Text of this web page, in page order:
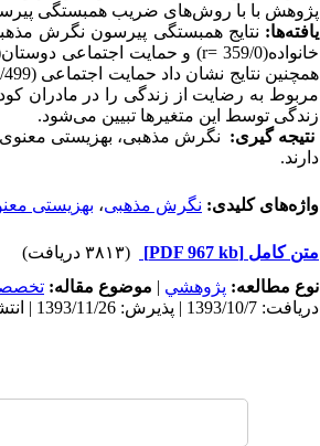
پژوهش با با روش‌های ضریب همبستگی
یافته‌ها:
زندگی توسط این متغیرها تبیین می‌‌شود.
نتیجه گیری: نگرش مذهبی، بهزیستی معنوی
دارند.
واژه‌های کلیدی: نگرش مذهبی، بهزیستی
متن کامل [PDF 967 kb]
(۳۸۱۳ دریافت)
نوع مطالعه: پژوهشي | موضوع مقاله:
دریافت: 1393/10/7 | پذیرش: 1393/11/26 | انتشار: 1393/11/26